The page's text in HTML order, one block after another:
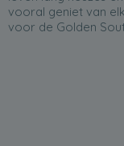
vooral geniet van
voor de Golden